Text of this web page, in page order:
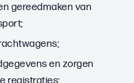
gereedmaken van
en zorgen
registraties;